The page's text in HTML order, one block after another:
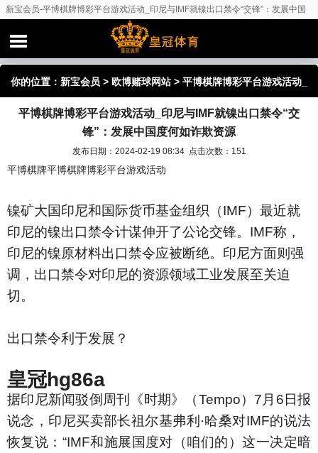
新宝会员-平博棋牌博彩平台游戏活动_印尼与IMF就镍出口禁令“交锋”：发展中国
你的位置： 新宝会员 > 欧博赌球网站> 平博棋牌博彩平台游戏活动_
印尼与IMF就镍出口禁令“交锋”：发展中国度何如诈欺资源
平博棋牌博彩平台游戏活动_印尼与IMF就镍出口禁令“交
锋”：发展中国度何如诈欺资源
发布日期：2024-02-19 08:34 点击次数：151
平博棋牌平博棋牌博彩平台游戏活动
镍矿大国印尼和国际货币基金组织（IMF）最近就
印尼的镍出口禁令计谋伸开了公论交锋。IMF称，
印尼的镍原材料出口禁令应被断绝。印尼方面则强
调，出口禁令对印尼的资源领域工业发展至关迫
切。
出口禁令利于发展？
皇冠hg86a
据印尼新闻驳倒周刊《时期》（Tempo）7月6日报
说念，印尼买卖部长祖尔基弗利·哈桑对IMF的说法
恢复说：“IMF和施展国度对（咱们的）这一决定暗